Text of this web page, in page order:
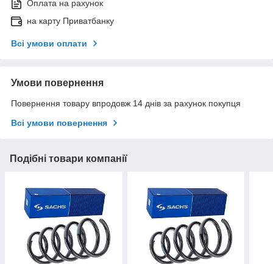
Оплата на рахунок
на карту Приватбанку
Всі умови оплати
Умови повернення
Повернення товару впродовж 14 днів за рахунок покупця
Всі умови повернення
Подібні товари компанії